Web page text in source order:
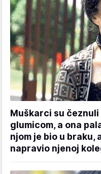
Muškarci su čeznuli
glumicom, a ona
njom je bio u braku,
napravio njenoj